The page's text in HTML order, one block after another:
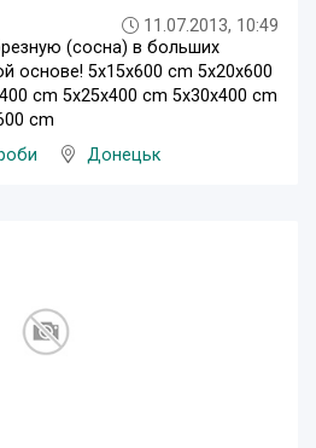
11.07.2013, 10:49
(сосна) в больших
основе! 5x15x600 cm 5x20x600
cm 5x25x400 cm 5x30x400 cm
cm
Донецьк